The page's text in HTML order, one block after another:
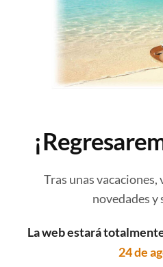
Tras unas
novedades y
La web estará
24 de